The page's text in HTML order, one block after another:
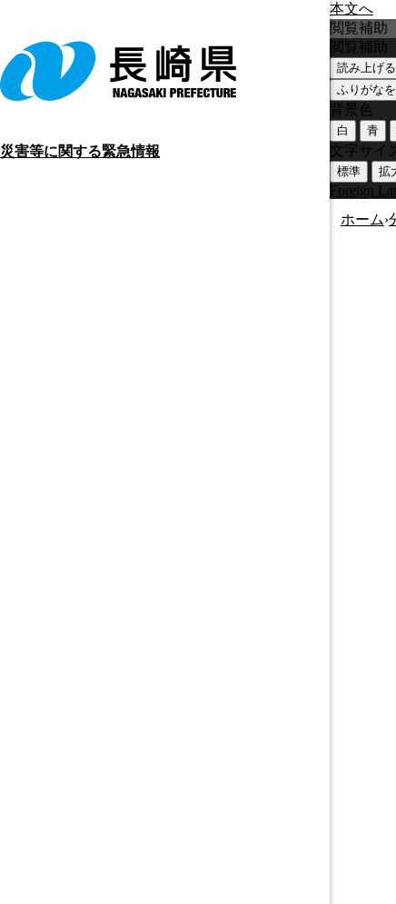
本文へ
災害等に関する緊急情報
閲覧補助
閲覧補助
読み上げる
ふりがな
背景色
白 青
文字サイ
標準 拡
Foreign
ホーム›